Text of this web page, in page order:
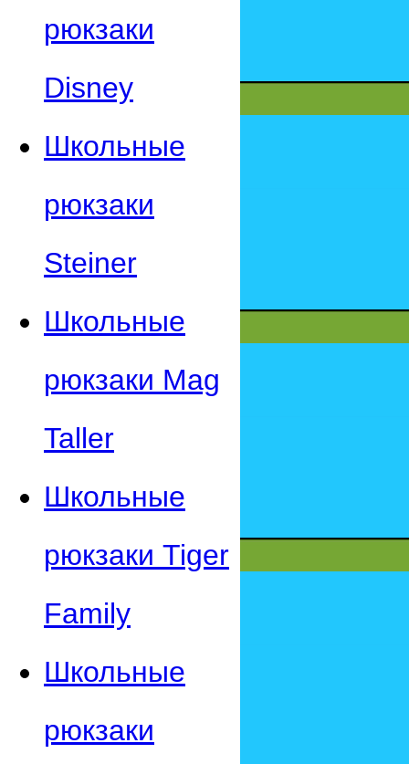
рюкзаки
Disney
Школьные
рюкзаки
Steiner
Школьные
рюкзаки Mag
Taller
Школьные
рюкзаки Tiger
Family
Школьные
рюкзаки